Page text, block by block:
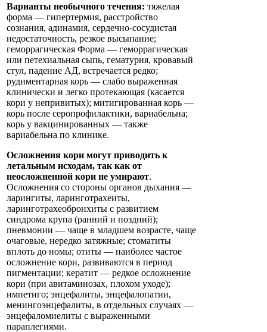
Варианты необычного течения: тяжелая
форма — гипертермия, расстройство
сознания, адинамия, сердечно-сосудистая
недостаточность, резкое высыпание;
геморрагическая Форма — геморрагическая
или петехиальная сыпь, гематурия, кровавый
стул, падение АД, встречается редко;
рудиментарная корь — слабо выраженная
клинически и легко протекающая (касается
кори у непривитых); митигированная корь —
корь после серопрофилактики, вариабельна;
корь у вакцинированных — также
вариабельна по клинике.
Осложнения кори могут приводить к
летальным исходам, так как от
неосложненной кори не умирают.
Осложнения со стороны органов дыхания —
ларингиты, ларинготрахеиты,
ларинготрахеобронхиты с развитием
синдрома крупа (ранний и поздний);
пневмонии — чаще в младшем возрасте, чаще
очаговые, нередко затяжные; стоматиты
вплоть до номы; отиты — наиболее частое
осложнение кори, развиваются в период
пигментации; кератит — редкое осложнение
кори (при авитаминозах, плохом уходе);
импетиго; энцефалиты, энцефалопатии,
менингоэнцефалиты, в отдельных случаях —
энцефаломиелиты с выраженными
параплегиями.